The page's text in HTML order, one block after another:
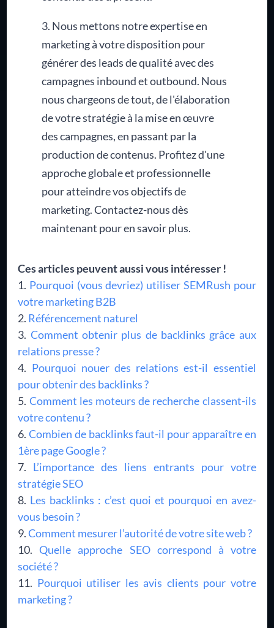
3. Nous mettons notre expertise en
marketing à votre disposition pour
générer des leads de qualité avec des
campagnes inbound et outbound. Nous
nous chargeons de tout, de l'élaboration
de votre stratégie à la mise en œuvre
des campagnes, en passant par la
production de contenus. Profitez d'une
approche globale et professionnelle
pour atteindre vos objectifs de
marketing. Contactez-nous dès
maintenant pour en savoir plus.
Ces articles peuvent aussi vous intéresser !
Pourquoi (vous devriez) utiliser SEMRush pour
votre marketing B2B
Référencement naturel
Comment obtenir plus de backlinks grâce aux
relations presse ?
Pourquoi nouer des relations est-il essentiel
pour obtenir des backlinks ?
Comment les moteurs de recherche classent-ils
votre contenu ?
Combien de backlinks faut-il pour apparaître en
1ère page Google ?
L’importance des liens entrants pour votre
stratégie SEO
Les backlinks : c’est quoi et pourquoi en avez-
vous besoin ?
Comment mesurer l’autorité de votre site web ?
Quelle approche SEO correspond à votre
société ?
Pourquoi utiliser les avis clients pour votre
marketing ?